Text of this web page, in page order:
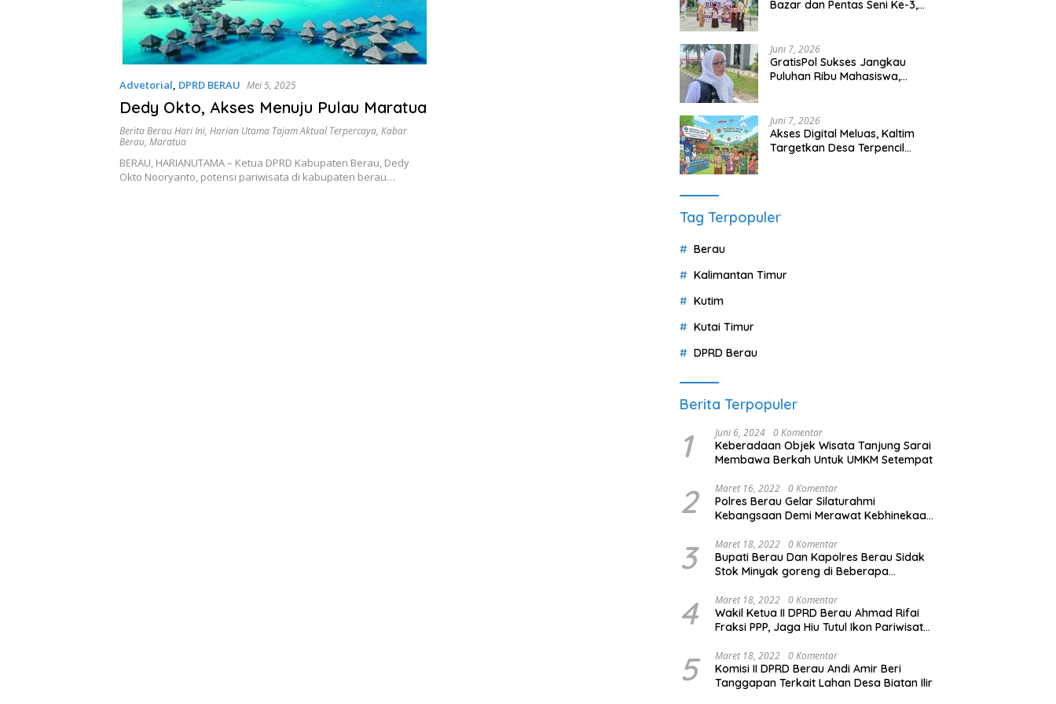
Advetorial, DPRD BERAU Mei 5, 2025
Dedy Okto, Akses Menuju Pulau Maratua
Berita Berau Hari Ini, Harian Utama Tajam Aktual Terpercaya, Kabar
Berau, Maratua
BERAU, HARIANUTAMA – Ketua DPRD Kabupaten Berau, Dedy
Okto Nooryanto, potensi pariwisata di kabupaten berau…
Bazar dan Pentas Seni Ke-3,
Juni 7, 2026
GratisPol Sukses Jangkau
Puluhan Ribu Mahasiswa,
Juni 7, 2026
Akses Digital Meluas, Kaltim
Targetkan Desa Terpencil
Tag Terpopuler
Berau
Kalimantan Timur
Kutim
Kutai Timur
DPRD Berau
Berita Terpopuler
1 Juni 6, 2024 0 Komentar
Keberadaan Objek Wisata Tanjung Sarai
Membawa Berkah Untuk UMKM Setempat
2 Maret 16, 2022 0 Komentar
Polres Berau Gelar Silaturahmi
Kebangsaan Demi Merawat Kebhinekaan
3 Maret 18, 2022 0 Komentar
Bupati Berau Dan Kapolres Berau Sidak
Stok Minyak goreng di Beberapa
4 Maret 18, 2022 0 Komentar
Wakil Ketua II DPRD Berau Ahmad Rifai
Fraksi PPP, Jaga Hiu Tutul Ikon Pariwisata
5 Maret 18, 2022 0 Komentar
Komisi II DPRD Berau Andi Amir Beri
Tanggapan Terkait Lahan Desa Biatan Ilir